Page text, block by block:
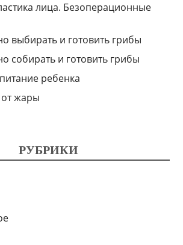
лица. Безоперационные
выбирать и готовить грибы
собирать и готовить грибы
ребенка
от жары
РУБРИКИ